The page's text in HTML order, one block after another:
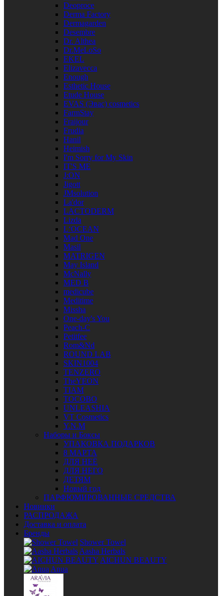
Deoproce
Derma Factory
Dermagarden
Desembre
Dr. Althea
Dr.MeLoSo
EKEL
Elizavecca
Enough
Esthetic House
Etude House
EVAS (Эвас) cosmetics
FarmStay
Fraijour
Frudia
Hanil
Heimish
I'm Sorry for My Skin
IT'S ME
J:ON
Jigott
JMsolution
La'dor
LACTODERM
Lizda
L‘OCEAN
Mad One
Masil
MATRIGEN
May Island
McNally
MED B
medicube
Meditime
Missha
One-day's You
Peach-C
Petitfee
Rom&Nd
ROUND LAB
SKIN1004
TENZERO
TheYEON
TIAM
TOCOBO
UNLEASHIA
VT Cosmetics
Y.N.M
Наборы и Боксы
УПАКОВКА ПОДАРКОВ
8 МАРТА
ДЛЯ НЕЁ
ДЛЯ НЕГО
ДЕТЯМ
Новый год
ПАРФЮМИРОВАННЫЕ СРЕДСТВА
Новинки
РАСПРОДАЖА
Доставка и оплата
Бренды
Shower Towel
Aasha Herbals
AICHUN BEAUTY
Anua